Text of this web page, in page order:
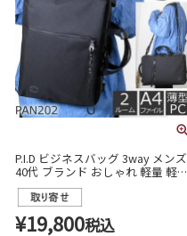
P.I.D ビジネスバッグ 3way メンズ
40代 ブランド おしゃれ 軽量 軽い
30代 おすすめ ビジネスリュック
大容量 出張 ピーアイディ pan202
¥19,800税込